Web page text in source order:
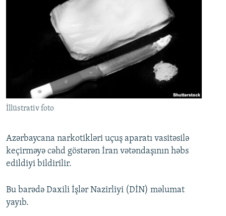
MULTIMEDIA
KARIKATURA
RADIO ARXIV
AZƏRBAYCAN ƏDƏBIYYATI KITABXANASI
İSLAM VƏ DEMOKRATIYA
PEŞƏ ETIKASI VƏ JURNALISTIKA STANDARTLARIMIZ
BIZIMLƏ ƏLAQƏ
XƏBƏR BÜLLETENLƏRIMIZ
İllüstrativ foto
Azərbaycana narkotikləri uçuş aparatı vasitəsilə
keçirməyə cəhd göstərən İran vətəndaşının həbs
edildiyi bildirilir.
Bu barədə Daxili İşlər Nazirliyi (DİN) məlumat
yayıb.